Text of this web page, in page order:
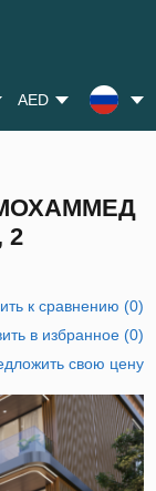
AED
МОХАММЕД
2
к сравнению (0)
в избранное(0)
свою цену